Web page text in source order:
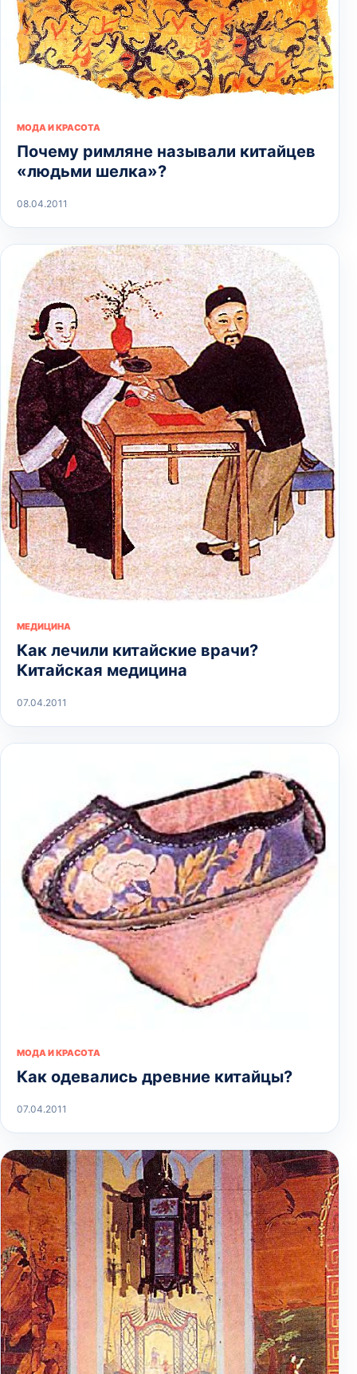
МОДА И КРАСОТА
Почему римляне называли китайцев
«людьми шелка»?
08.04.2011
МЕДИЦИНА
Как лечили китайские врачи?
Китайская медицина
07.04.2011
МОДА И КРАСОТА
Как одевались древние китайцы?
07.04.2011